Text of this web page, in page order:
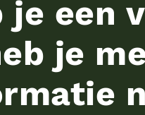
je een
je